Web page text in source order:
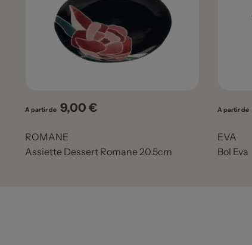
A partir de Prix
9,00 €
ROMANE
Assiette Dessert Romane 20.5cm
A partir de
EVA
Bol Eva